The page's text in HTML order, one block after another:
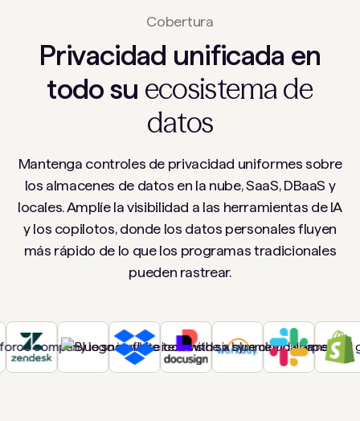
Cobertura
Privacidad unificada en
todo su ecosistema de
datos
Mantenga controles de privacidad uniformes sobre
los almacenes de datos en la nube, SaaS, DBaaS y
locales. Amplíe la visibilidad a las herramientas de IA
y los copilotos, donde los datos personales fluyen
más rápido de lo que los programas tradicionales
pueden rastrear.